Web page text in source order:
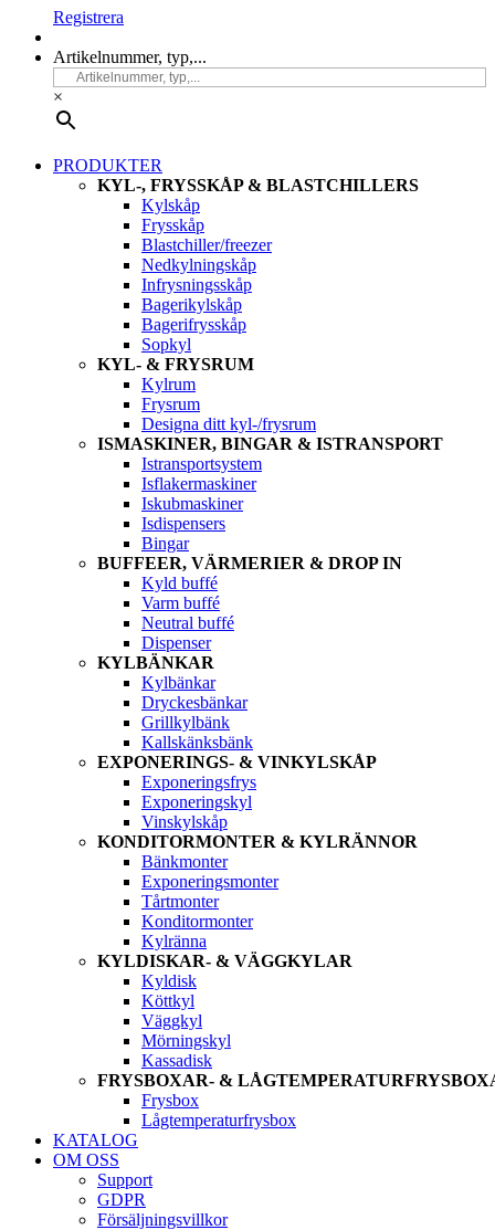
Registrera
Artikelnummer, typ,...
×
PRODUKTER
KYL-, FRYSSKÅP & BLASTCHILLERS
Kylskåp
Frysskåp
Blastchiller/freezer
Nedkylningskåp
Infrysningsskåp
Bagerikylskåp
Bagerifrysskåp
Sopkyl
KYL- & FRYSRUM
Kylrum
Frysrum
Designa ditt kyl-/frysrum
ISMASKINER, BINGAR & ISTRANSPORT
Istransportsystem
Isflakermaskiner
Iskubmaskiner
Isdispensers
Bingar
BUFFEER, VÄRMERIER & DROP IN
Kyld buffé
Varm buffé
Neutral buffé
Dispenser
KYLBÄNKAR
Kylbänkar
Dryckesbänkar
Grillkylbänk
Kallskänksbänk
EXPONERINGS- & VINKYLSKÅP
Exponeringsfrys
Exponeringskyl
Vinskylskåp
KONDITORMONTER & KYLRÄNNOR
Bänkmonter
Exponeringsmonter
Tårtmonter
Konditormonter
Kylränna
KYLDISKAR- & VÄGGKYLAR
Kyldisk
Köttkyl
Väggkyl
Mörningskyl
Kassadisk
FRYSBOXAR- &
Frysbox
Lågtemperaturfrysbox
KATALOG
OM OSS
Support
GDPR
Försäljningsvillkor